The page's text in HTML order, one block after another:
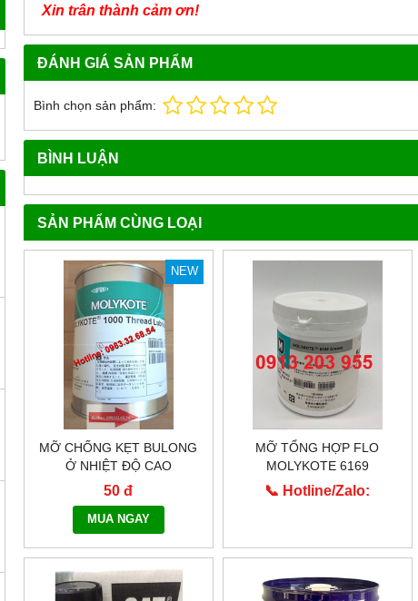
Xin trân thành cảm ơn!
ĐÁNH GIÁ SẢN PHẨM
Bình chọn sản phẩm:
BÌNH LUẬN
SẢN PHẨM CÙNG LOẠI
NEW
MỠ CHỐNG KẸT BULONG
Ở NHIỆT ĐỘ CAO
MOLYKOTE 1000
50 đ
MUA NGAY
MỠ TỔNG HỢP FLO
MOLYKOTE 6169
📞 Hotline/Zalo: